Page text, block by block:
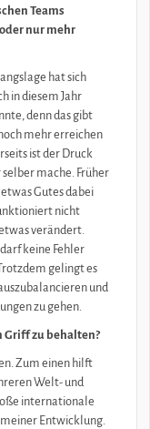
Teams
nur mehr
hat sich
in diesem Jahr
denn das gibt
mehr erreichen
ist der Druck
mache. Früher
Gutes dabei
nicht
verändert.
keine Fehler
gelingt es
und
zu gehen.
Griff zu behalten?
Zum einen hilft
Welt- und
internationale
Entwicklung.